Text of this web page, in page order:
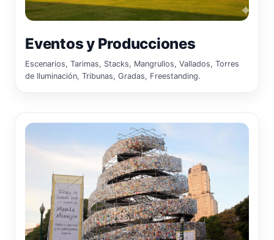
Eventos y Producciones
Escenarios, Tarimas, Stacks, Mangrullos, Vallados, Torres
de Iluminación, Tribunas, Gradas, Freestanding.